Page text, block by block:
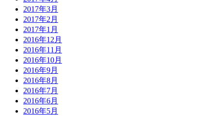
2017年3月
2017年2月
2017年1月
2016年12月
2016年11月
2016年10月
2016年9月
2016年8月
2016年7月
2016年6月
2016年5月